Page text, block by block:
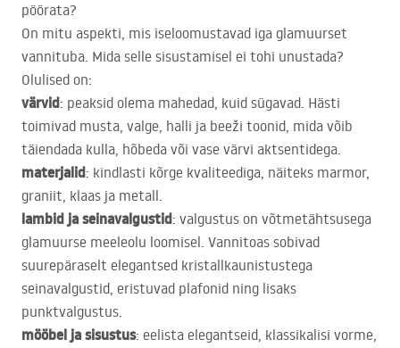
pöörata?
On mitu aspekti, mis iseloomustavad iga glamuurset
vannituba. Mida selle sisustamisel ei tohi unustada?
Olulised on:
värvid: peaksid olema mahedad, kuid sügavad. Hästi
toimivad musta, valge, halli ja beeži toonid, mida võib
täiendada kulla, hõbeda või vase värvi aktsentidega.
materjalid: kindlasti kõrge kvaliteediga, näiteks marmor,
graniit, klaas ja metall.
lambid ja seinavalgustid: valgustus on võtmetähtsusega
glamuurse meeleolu loomisel. Vannitoas sobivad
suurepäraselt elegantsed kristallkaunistustega
seinavalgustid, eristuvad plafonid ning lisaks
punktvalgustus.
mööbel ja sisustus: eelista elegantseid, klassikalisi vorme,